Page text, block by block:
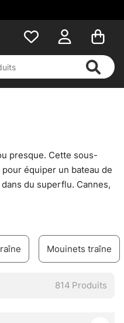
presque. Cette sous-
équiper un bateau de
du superflu. Cannes,
signés Scotty ou
la ligne travaille loin
stable, un support qui ne
Mouinets traîne
814 Produits